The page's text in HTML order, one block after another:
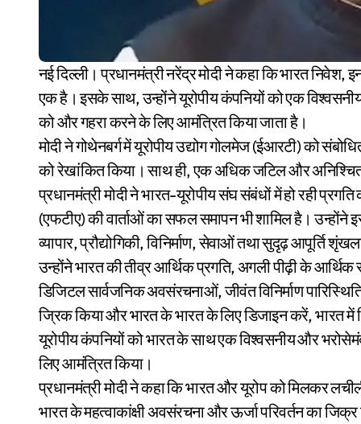
नई दिल्ली। प्रधानमंत्री नरेंद्र मोदी ने कहा कि भारत निवेश, इनोवेशन और मैन्युफैक्चरिंग के लिए दुनिया के सबसे आकर्षक गतंव्यों में
एक है। इसके साथ, उन्होंने यूरोपीय कंपनियों को एक
को और गहरा करने के लिए आमंत्रित किया जाता है।
मोदी ने गोथेनबर्ग में यूरोपीय उद्योग गोलमेज (ईआरटी) को
को रेखांकित किया। साथ ही, एक अधिक जटिल और अनिश्चित
प्रधानमंत्री मोदी ने भारत-यूरोपीय संघ संबंधों में हो रही
(एफटीए) की वार्ताओं का सफल समापन भी शामिल है। उन्होंने
व्यापार, प्रौद्योगिकी, विनिर्माण, सेवाओं तथा सुदृढ़ आपूर्ति
उन्होंने भारत की तीव्र आर्थिक प्रगति, अगली पीढ़ी के आर्थिक
डिजिटल सार्वजनिक अवसंरचनाओं, जीवंत विनिर्माण
ज्रिक किया और भारत के भारत के लिए डिजाइन करें, भारत में
यूरोपीय कंपनियों को भारत के साथ एक विश्वसनीय और
लिए आमंत्रित किया।
प्रधानमंत्री मोदी ने कहा कि भारत और यूरोप को मिलकर
भारत के महत्वाकांक्षी अवसंरचना और ऊर्जा परिवर्तन का